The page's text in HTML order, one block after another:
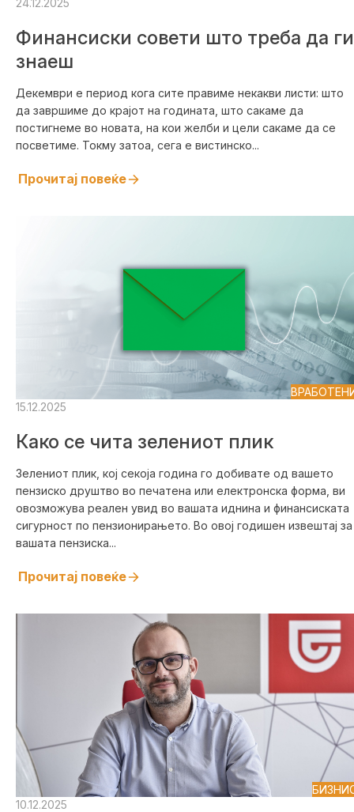
Финансиски совети што треба да ги
знаеш
Декември е период кога сите правиме некакви листи: што
да завршиме до крајот на годината, што сакаме да
постигнеме во новата, на кои желби и цели сакаме да се
посветиме. Токму затоа, сега е вистинско...
Прочитај повеќе
15.12.2025
Како се чита зелениот плик
Зелениот плик, кој секоја година го добивате од вашето
пензиско друштво во печатена или електронска форма, ви
овозможува реален увид во вашата иднина и финансиската
сигурност по пензионирањето. Во овој годишен извештај за
вашата пензиска...
Прочитај повеќе
10.12.2025